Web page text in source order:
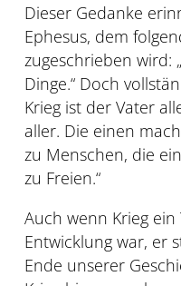
Dieser Gedanke
Ephesus, dem
zugeschrieben wird:
Dinge.“ Doch
Krieg ist der Vater
aller. Die einen
zu Menschen, die
zu Freien.“
Auch wenn Krieg
Entwicklung war, er
Ende unserer